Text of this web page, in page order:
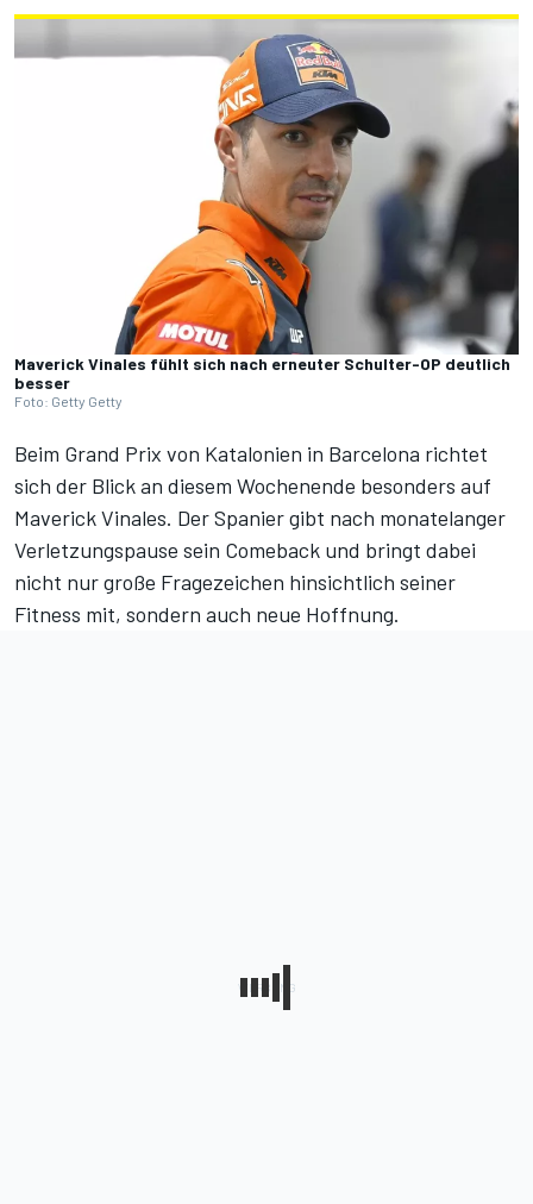
Maverick Vinales fühlt sich nach erneuter Schulter-OP deutlich
besser
Foto: Getty Getty
Beim Grand Prix von Katalonien in Barcelona richtet
sich der Blick an diesem Wochenende besonders auf
Maverick Vinales. Der Spanier gibt nach monatelanger
Verletzungspause sein Comeback und bringt dabei
nicht nur große Fragezeichen hinsichtlich seiner
Fitness mit, sondern auch neue Hoffnung.